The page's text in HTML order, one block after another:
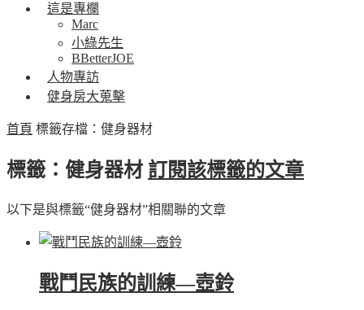
這是專欄
Marc
小綠先生
BBetterJOE
人物專訪
健身房大蒐擊
首頁 標籤存檔：健身器材
標籤：健身器材 訂閱該標籤的文章
以下是與標籤“健身器材”相關聯的文章
戰鬥民族的訓練—壺鈴